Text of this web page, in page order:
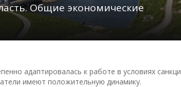
Общие экономические
адаптировалась к работе в условиях
имеют положительную динамику.